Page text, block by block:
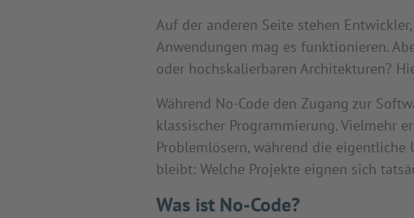
Auf der anderen Seite stehen
Anwendungen mag es funktionieren.
oder hochskalierbaren Architekturen?
Während No-Code den Zugang zur
klassischer Programmierung. Vielmehr
Problemlösern, während die
bleibt: Welche Projekte eignen sich
Was ist No-Code?